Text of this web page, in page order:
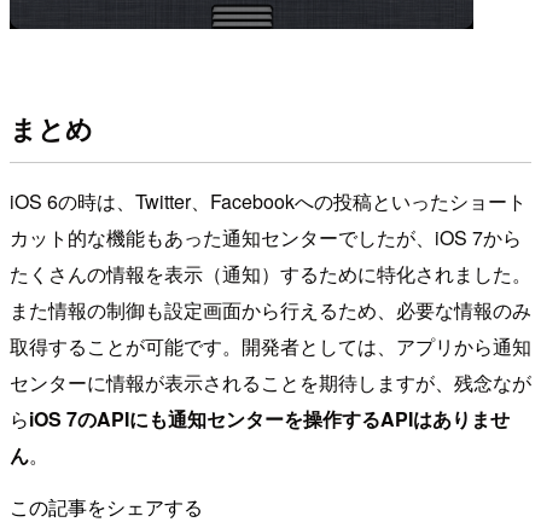
まとめ
iOS 6の時は、Twitter、Facebookへの投稿といったショート
カット的な機能もあった通知センターでしたが、iOS 7から
たくさんの情報を表示（通知）するために特化されました。
また情報の制御も設定画面から行えるため、必要な情報のみ
取得することが可能です。開発者としては、アプリから通知
センターに情報が表示されることを期待しますが、残念なが
らiOS 7のAPIにも通知センターを操作するAPIはありませ
ん。
この記事をシェアする